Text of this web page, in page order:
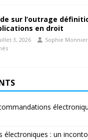
sur l’outrage
en droit
3, 2026 Sophie Monnier
électroniques : un